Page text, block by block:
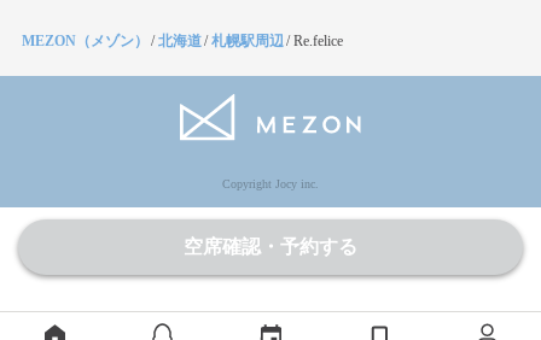
空席確認・予約する
MEZON（メゾン） /北海道/札幌駅周辺 /Re.felice
Copyright Jocy inc.